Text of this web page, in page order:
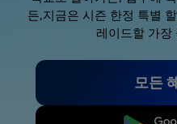
든,지금은 시즌 한정 특별
레이드할 가장
모든